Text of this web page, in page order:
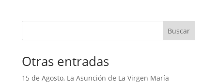
Buscar
Otras entradas
15 de Agosto, La Asunción de La Virgen María